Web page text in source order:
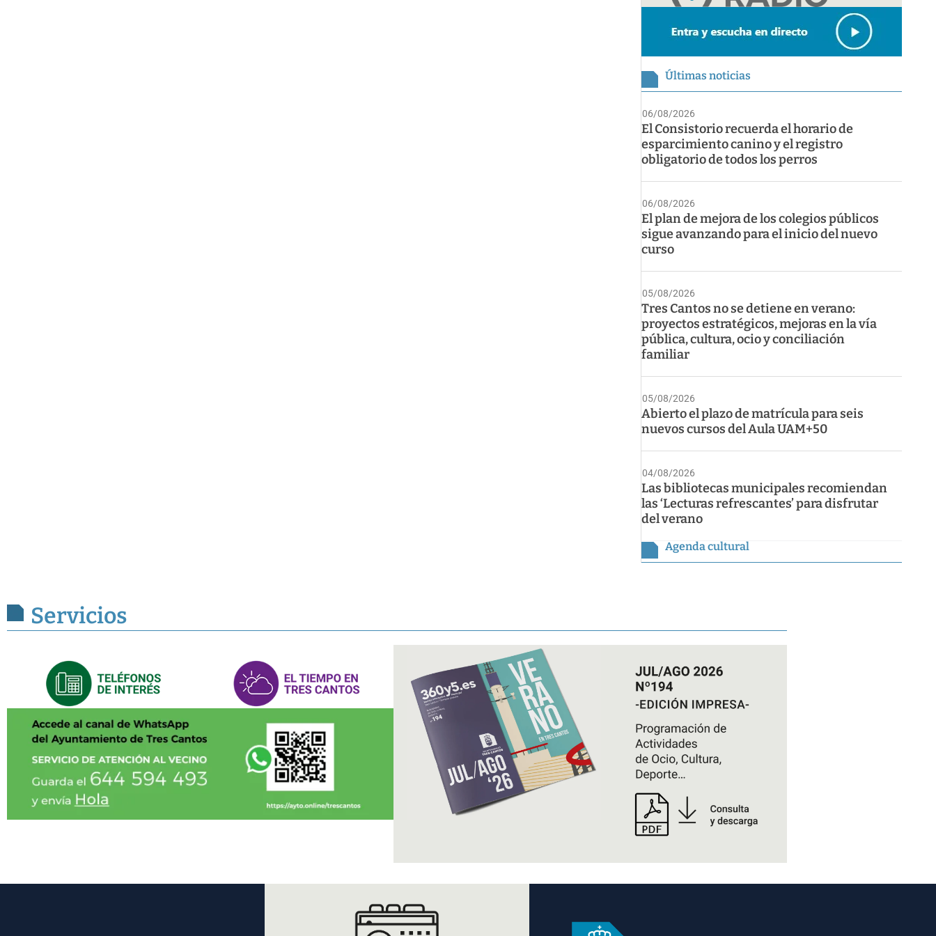
Últimas noticias
06/08/2026
El Consistorio recuerda el horario de
esparcimiento canino y el registro
obligatorio de todos los perros
06/08/2026
El plan de mejora de los colegios públicos
sigue avanzando para el inicio del nuevo
curso
05/08/2026
Tres Cantos no se detiene en verano:
proyectos estratégicos, mejoras en la vía
pública, cultura, ocio y conciliación
familiar
05/08/2026
Abierto el plazo de matrícula para seis
nuevos cursos del Aula UAM+50
04/08/2026
Las bibliotecas municipales recomiendan
las ‘Lecturas refrescantes’ para disfrutar
del verano
Agenda cultural
Servicios